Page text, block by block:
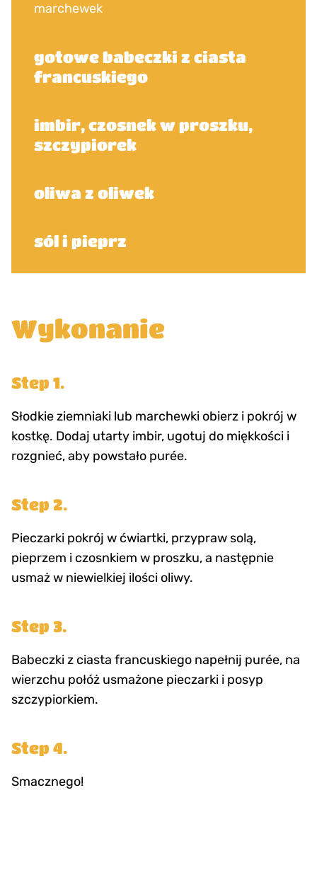
Wykonanie
Step 1.
Słodkie ziemniaki lub marchewki obierz i pokrój w
kostkę. Dodaj utarty imbir, ugotuj do miękkości i
rozgnieć, aby powstało purée.
Step 2.
Pieczarki pokrój w ćwiartki, przypraw solą,
pieprzem i czosnkiem w proszku, a następnie
usmaż w niewielkiej ilości oliwy.
Step 3.
Babeczki z ciasta francuskiego napełnij purée, na
wierzchu połóż usmażone pieczarki i posyp
szczypiorkiem.
Step 4.
Smacznego!
marchewek
gotowe babeczki z ciasta
francuskiego
imbir, czosnek w proszku,
szczypiorek
oliwa z oliwek
sól i pieprz